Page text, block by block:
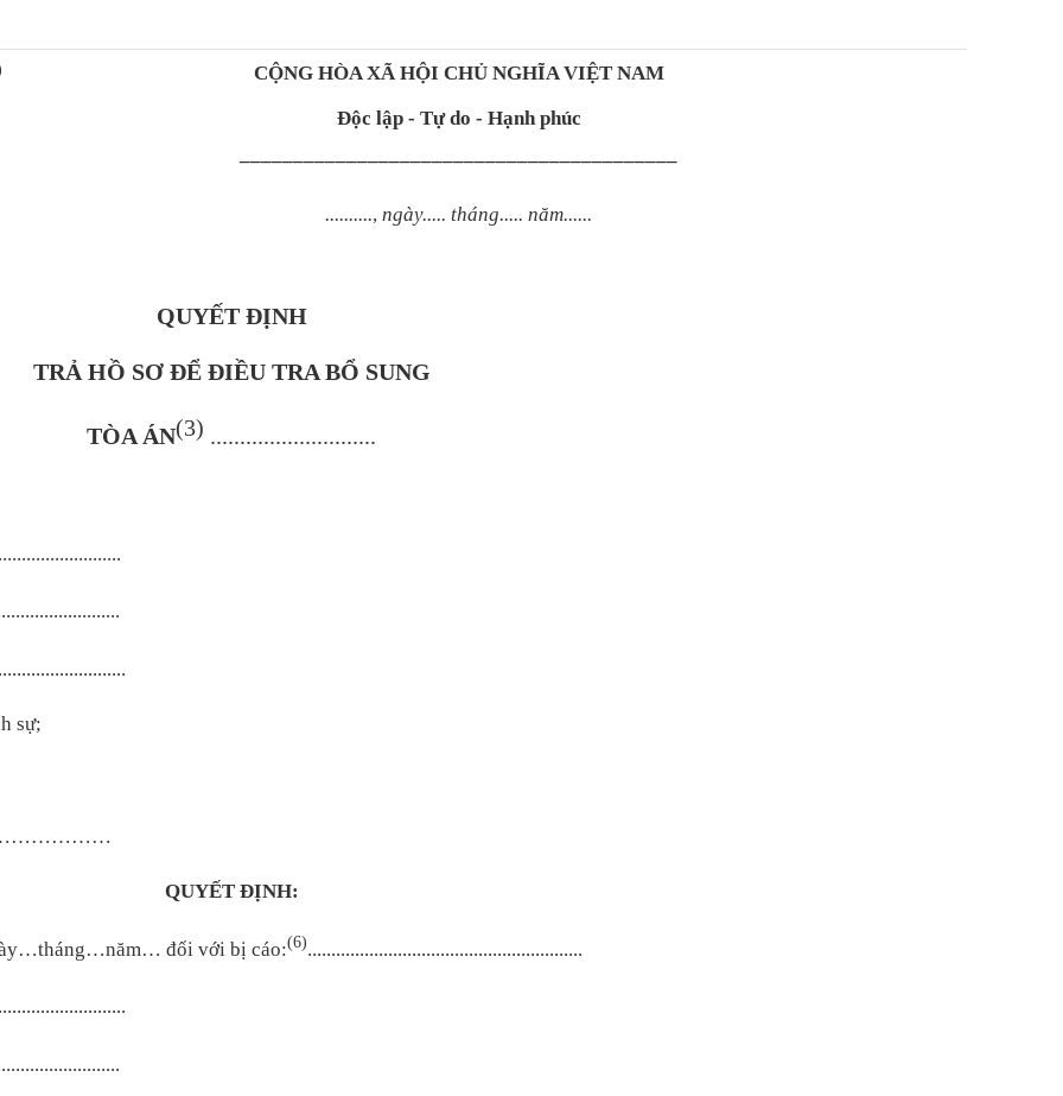
CỘNG HÒA XÃ HỘI CHỦ NGHĨA VIỆT NAM
Độc lập - Tự do - Hạnh phúc
–––––––––––––––––––––––––––––––––––––––––
.........., ngày..... tháng..... năm......
QUYẾT ĐỊNH
TRẢ HỒ SƠ ĐỂ ĐIỀU TRA BỔ SUNG
TÒA ÁN(3) ............................
sự;
QUYẾT ĐỊNH:
đối với bị cáo:(6)..........................................................